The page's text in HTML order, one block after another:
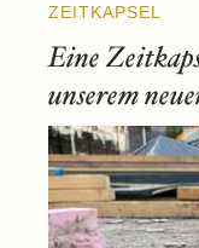
ZEITKAPSEL
Eine
unserem